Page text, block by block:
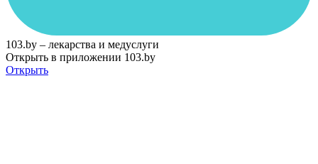
103.by – лекарства и медуслуги
Открыть в приложении 103.by
Открыть